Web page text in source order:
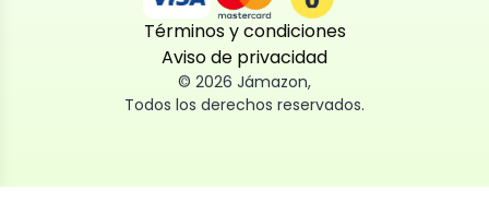
Términos y condiciones
Aviso de privacidad
© 2026 Jámazon,
Todos los derechos reservados.